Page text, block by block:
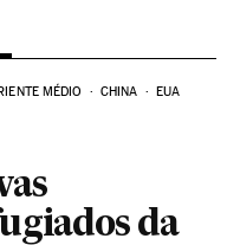
MÉDIO CHINA EUA
da